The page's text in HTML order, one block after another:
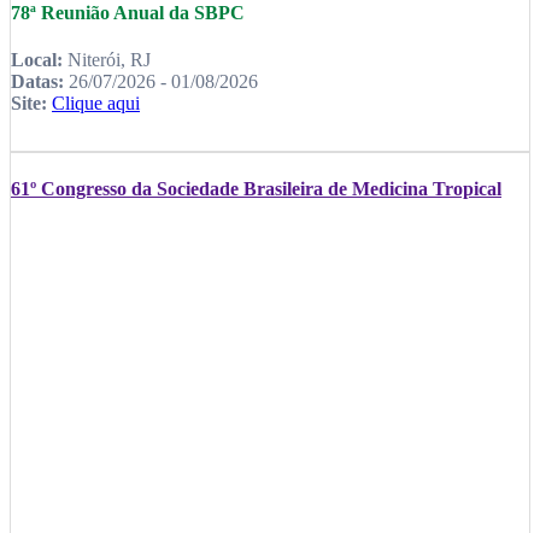
78ª Reunião Anual da SBPC
Local: Niterói, RJ
Datas: 26/07/2026 - 01/08/2026
Site: Clique aqui
61º Congresso da Sociedade Brasileira de Medicina Tropical